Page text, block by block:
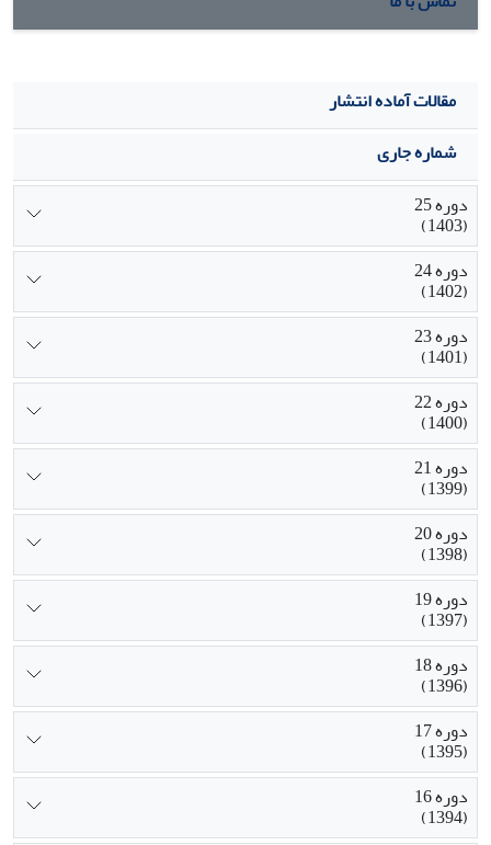
مقالات آماده انتشار
شماره جاری
دوره 25
(1403)
دوره 24
(1402)
دوره 23
(1401)
دوره 22
(1400)
دوره 21
(1399)
دوره 20
(1398)
دوره 19
(1397)
دوره 18
(1396)
دوره 17
(1395)
دوره 16
(1394)